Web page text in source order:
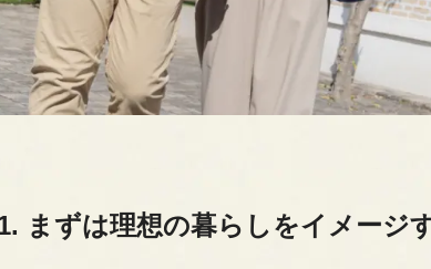
まずは理想の暮らしをイメージ